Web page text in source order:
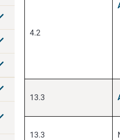
4.2
13.3
13.3